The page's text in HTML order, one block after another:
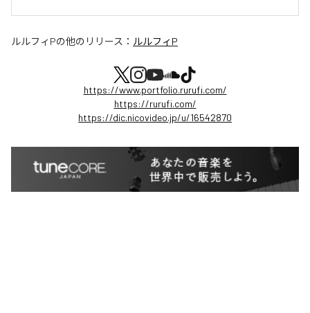
ルルフィPの他のリリース： ルルフィP
https://www.portfolio.rurufi.com/
https://rurufi.com/
https://dic.nicovideo.jp/u/16542870